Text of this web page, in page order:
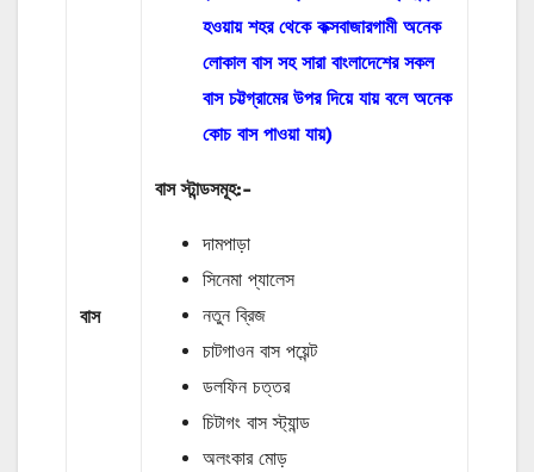
বাস
হওয়ায় শহর থেকে কক্সবাজারগামী অনেক
লোকাল বাস সহ সারা বাংলাদেশের সকল
বাস চট্টগ্রামের উপর দিয়ে যায় বলে অনেক
কোচ বাস পাওয়া যায়)
বাস স্টান্ডসমূহ:-
দামপাড়া
সিনেমা প্যালেস
নতুন ব্রিজ
চাটগাওন বাস পয়েন্ট
ডলফিন চত্তর
চিটাগং বাস স্ট্যান্ড
অলংকার মোড়